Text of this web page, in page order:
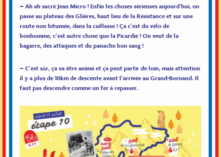
– Ah ah sacré Jean Micro ! Enfin les choses sérieuses aujourd’hui, on
passe au plateau des Glières, haut lieu de la Résistance et sur une
route non bitumée, dans la caillasse ! Ça c’est du vélo de
bonhomme, c’est autre chose que la Picardie ! On veut de la
bagarre, des attaques et du panache bon sang !
– C’est sûr, ça va être animé et ça peut partir de loin, mais attention
il y a plus de 10km de descente avant l’arrivée au Grand-Bornand. Il
faut pas descendre comme un fer à repasser.